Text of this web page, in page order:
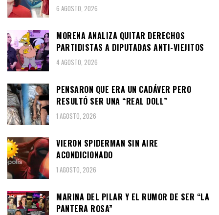
6 AGOSTO, 2026
MORENA ANALIZA QUITAR DERECHOS
PARTIDISTAS A DIPUTADAS ANTI-VIEJITOS
4 AGOSTO, 2026
PENSARON QUE ERA UN CADÁVER PERO
RESULTÓ SER UNA “REAL DOLL”
1 AGOSTO, 2026
VIERON SPIDERMAN SIN AIRE
ACONDICIONADO
1 AGOSTO, 2026
MARINA DEL PILAR Y EL RUMOR DE SER “LA
PANTERA ROSA”